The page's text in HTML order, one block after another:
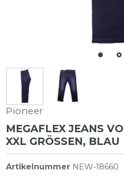
Pioneer
MEGAFLEX JEANS
XXL GRÖSSEN, BLAU
Artikelnummer NEW-18660